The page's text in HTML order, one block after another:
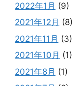
2022年1月 (9)
2021年12月 (8)
2021年11月 (3)
2021年10月 (1)
2021年8月 (1)